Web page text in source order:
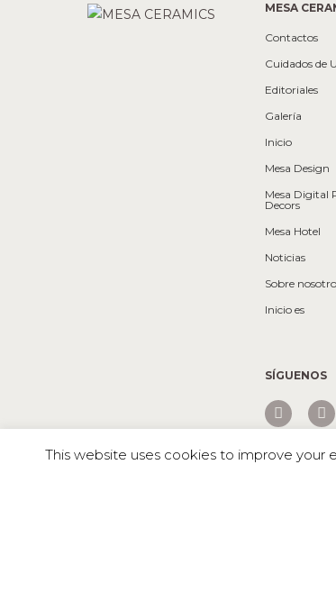
MESA
Contactos
Cuidados de
Editoriales
Galería
Inicio
Mesa Design
Mesa Digital
Decors
Mesa Hotel
Noticias
Sobre
Inicio es
SÍGUENOS
This website uses cookies to improve your